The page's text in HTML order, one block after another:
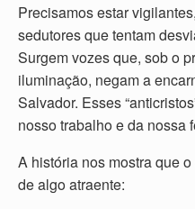
Precisamos estar
sedutores que tentam
Surgem vozes que, sob o
iluminação, negam a
Salvador. Esses
nosso trabalho e da nossa
A história nos mostra que
de algo atraente: